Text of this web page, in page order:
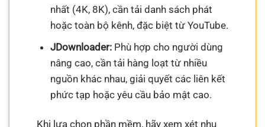
nhất (4K, 8K), cần tải danh sách phát
hoặc toàn bộ kênh, đặc biệt từ YouTube.
JDownloader:Phù hợp cho người dùng
nâng cao, cần tải hàng loạt từ nhiều
nguồn khác nhau, giải quyết các liên kết
phức tạp hoặc yêu cầu bảo mật cao.
Khi lựa chọn phần mềm, hãy xem xét nhu